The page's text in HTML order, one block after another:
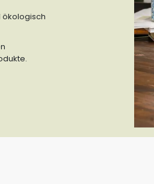
ökologisch